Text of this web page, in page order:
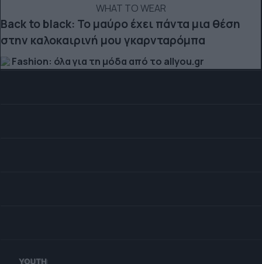
WHAT TO WEAR
Back to black: Το μαύρο έχει πάντα μια θέση
στην καλοκαιρινή μου γκαρνταρόμπα
Fashion: όλα για τη μόδα από το allyou.gr